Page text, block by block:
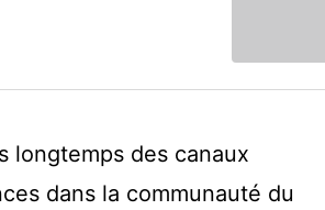
longtemps des canaux
dans la communauté du